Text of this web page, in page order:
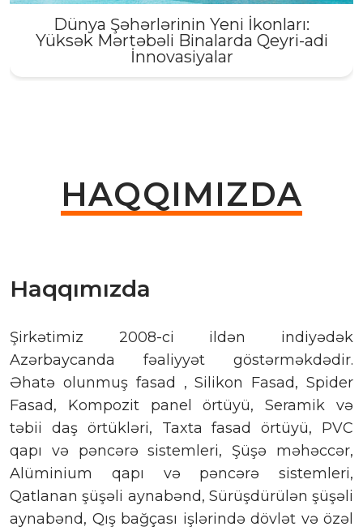
Dünya Şəhərlərinin Yeni İkonları:
Yüksək Mərtəbəli Binalarda Qeyri-adi
İnnovasiyalar
HAQQIMIZDA
Haqqımızda
Şirkətimiz 2008-ci ildən indiyədək
Azərbaycanda fəaliyyət göstərməkdədir.
Əhatə olunmuş fasad , Silikon Fasad, Spider
Fasad, Kompozit panel örtüyü, Seramik və
təbii daş örtükləri, Taxta fasad örtüyü, PVC
qapı və pəncərə sistemleri, Şüşə məhəccər,
Alüminium qapı və pəncərə sistemleri,
Qatlanan şüşəli aynabənd, Sürüşdürülən şüşəli
aynabənd, Qış bağçası işlərində dövlət və özəl